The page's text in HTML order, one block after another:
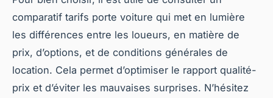
comparatif tarifs porte voiture qui met en lumière
les différences entre les loueurs, en matière de
prix, d’options, et de conditions générales de
location. Cela permet d’optimiser le rapport qualité-
prix et d’éviter les mauvaises surprises. N’hésitez